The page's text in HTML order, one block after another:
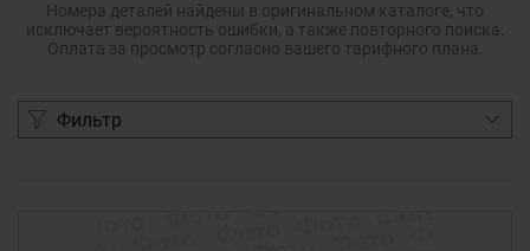
Номера деталей найдены в оригинальном каталоге, что
исключает вероятность ошибки, а также повторного поиска.
Оплата за просмотр согласно вашего тарифного плана.
Фильтр